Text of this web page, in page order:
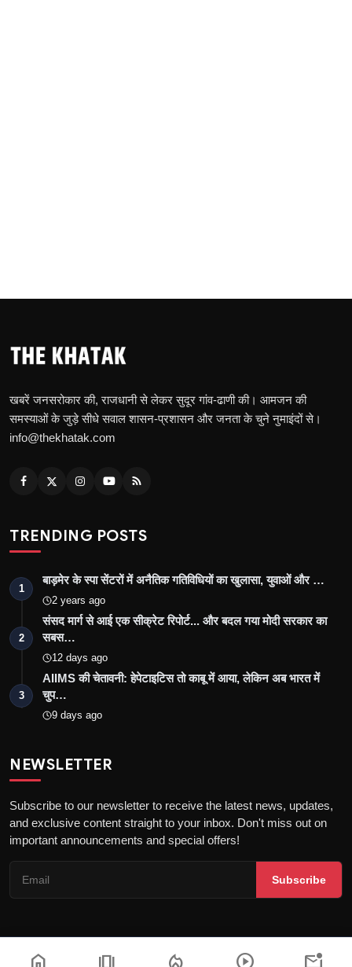
खबरें जनसरोकार की, राजधानी से लेकर सुदूर गांव-ढाणी की। आमजन की
समस्याओं के जुड़े सीधे सवाल शासन-प्रशासन और जनता के चुने नुमाइंदों से।
info@thekhatak.com
TRENDING POSTS
1
बाड़मेर के स्पा सेंटरों में अनैतिक गतिविधियों का खुलासा, युवाओं और …
2 years ago
2
संसद मार्ग से आई एक सीक्रेट रिपोर्ट... और बदल गया मोदी सरकार का
सबस…
12 days ago
3
AIIMS की चेतावनी: हेपेटाइटिस तो काबू में आया, लेकिन अब भारत में
चुप…
9 days ago
NEWSLETTER
Subscribe to our newsletter to receive the latest news, updates,
and exclusive content straight to your inbox. Don't miss out on
important announcements and special offers!
Subscribe
Copyright © 2026 the khatak - All Rights Reserved
home amp_stories local_fire_department play_circle mark_email_unread